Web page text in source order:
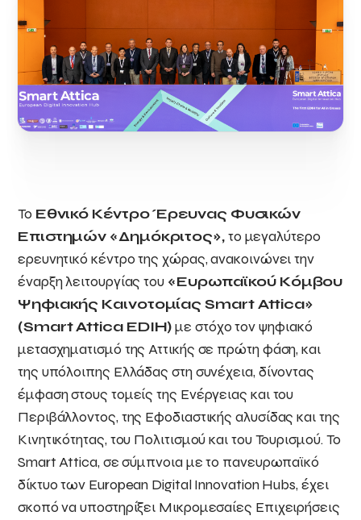
Το Εθνικό Κέντρο Έρευνας Φυσικών
Επιστημών «Δημόκριτος»,το μεγαλύτερο
ερευνητικό κέντρο της χώρας, ανακοινώνει την
έναρξη λειτουργίας του «Ευρωπαϊκού Κόμβου
Ψηφιακής ΚαινοτομίαςSmartAttica»
(SmartAttica EDIH)με στόχο τον ψηφιακό
μετασχηματισμό της Αττικής σε πρώτη φάση, και
της υπόλοιπης Ελλάδας στη συνέχεια, δίνοντας
έμφαση στους τομείς της Ενέργειας και του
Περιβάλλοντος, της Εφοδιαστικής αλυσίδας και της
Κινητικότητας, του Πολιτισμού και του Τουρισμού. Το
Smart Attica, σε σύμπνοια με το πανευρωπαϊκό
δίκτυο των European Digital Innovation Hubs, έχει
σκοπό να υποστηρίξει Μικρομεσαίες Επιχειρήσεις